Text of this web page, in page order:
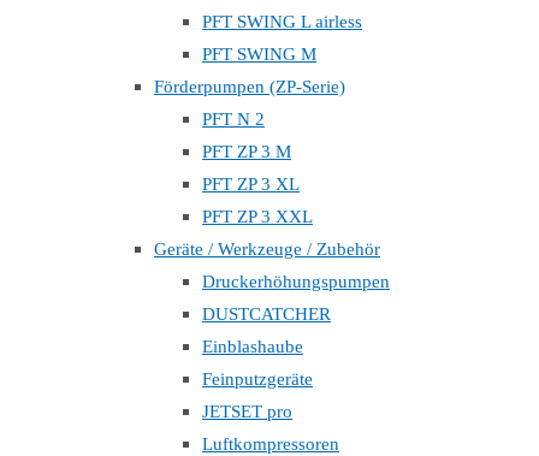
PFT SWING L airless
PFT SWING M
Förderpumpen (ZP-Serie)
PFT N 2
PFT ZP 3 M
PFT ZP 3 XL
PFT ZP 3 XXL
Geräte / Werkzeuge / Zubehör
Druckerhöhungspumpen
DUSTCATCHER
Einblashaube
Feinputzgeräte
JETSET pro
Luftkompressoren